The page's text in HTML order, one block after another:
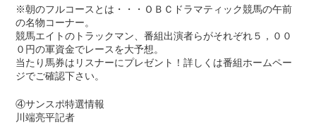
※朝のフルコースとは・・・ＯＢＣドラマティック競馬の午前
の名物コーナー。
競馬エイトのトラックマン、番組出演者らがそれぞれ５，００
０円の軍資金でレースを大予想。
当たり馬券はリスナーにプレゼント！詳しくは番組ホームペー
ジでご確認下さい。
④サンスポ特選情報
川端亮平記者